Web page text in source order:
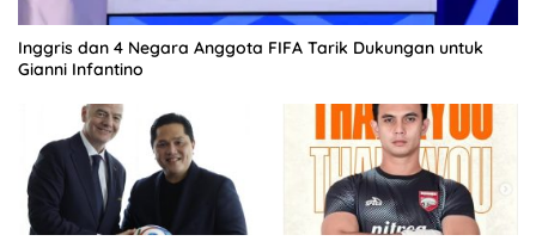
Inggris dan 4 Negara Anggota FIFA Tarik Dukungan untuk
Gianni Infantino